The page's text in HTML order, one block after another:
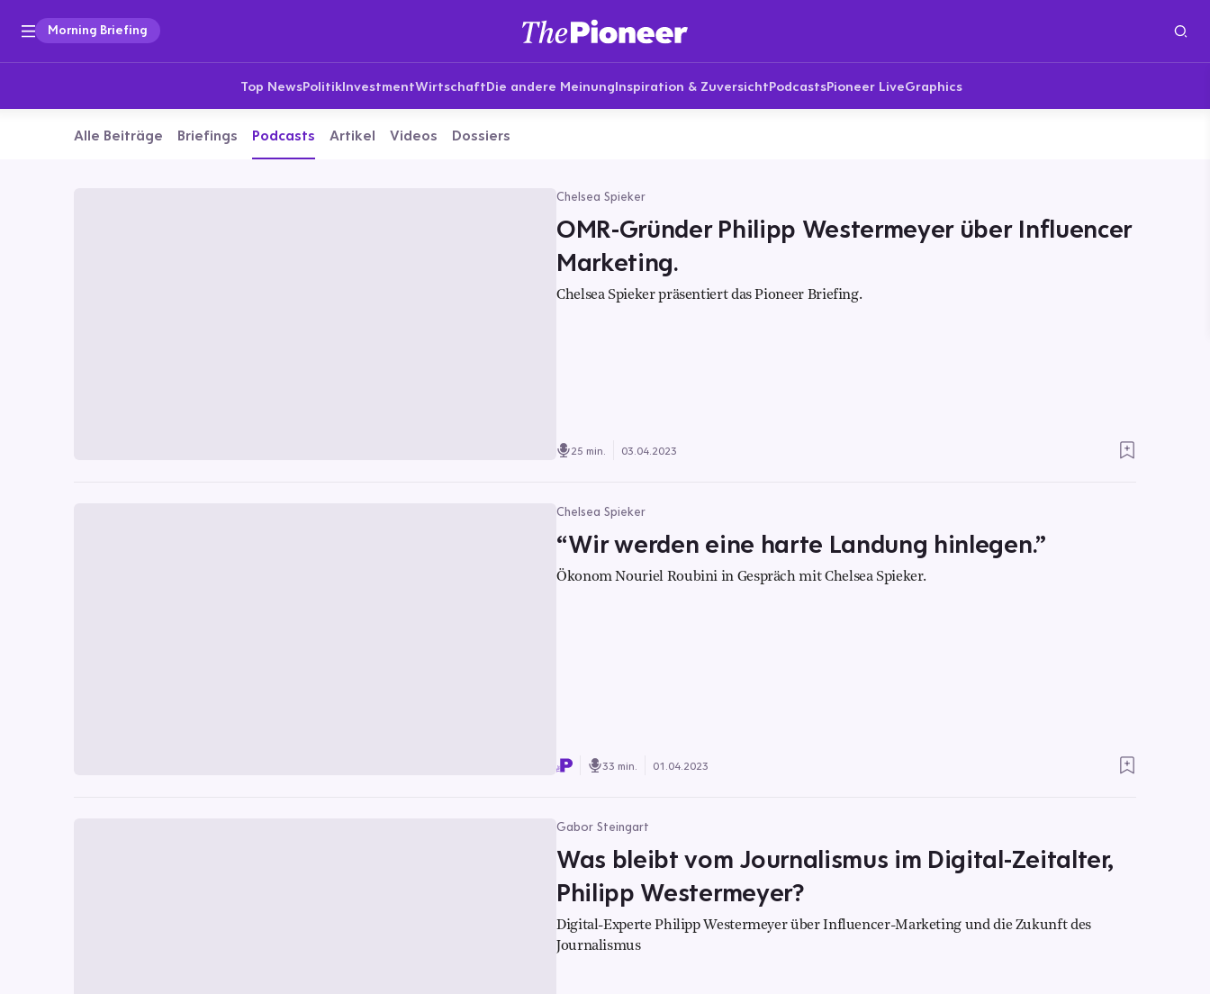
Morning Briefing
Top NewsPolitikInvestmentWirtschaftDie andere MeinungInspiration & ZuversichtPodcastsPioneer LiveGraphics
Alle Beiträge Briefings Podcasts Artikel Videos Dossiers
Chelsea Spieker
OMR-Gründer Philipp Westermeyer über Influencer
Marketing.
Chelsea Spieker präsentiert das Pioneer Briefing.
25 min. 03.04.2023
Chelsea Spieker
“Wir werden eine harte Landung hinlegen.”
Ökonom Nouriel Roubini in Gespräch mit Chelsea Spieker.
33 min. 01.04.2023
Gabor Steingart
Was bleibt vom Journalismus im Digital-Zeitalter,
Philipp Westermeyer?
Digital-Experte Philipp Westermeyer über Influencer-Marketing und die Zukunft des
Journalismus